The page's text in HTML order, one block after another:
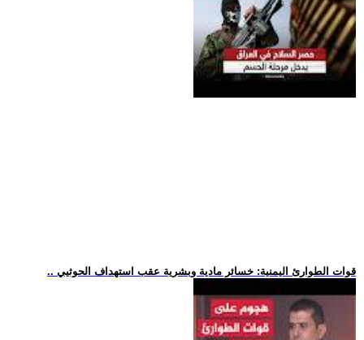
.. قوات الطوارئ اليمنية: خسائر مادية وبشرية عقب استهداف الحوثيي